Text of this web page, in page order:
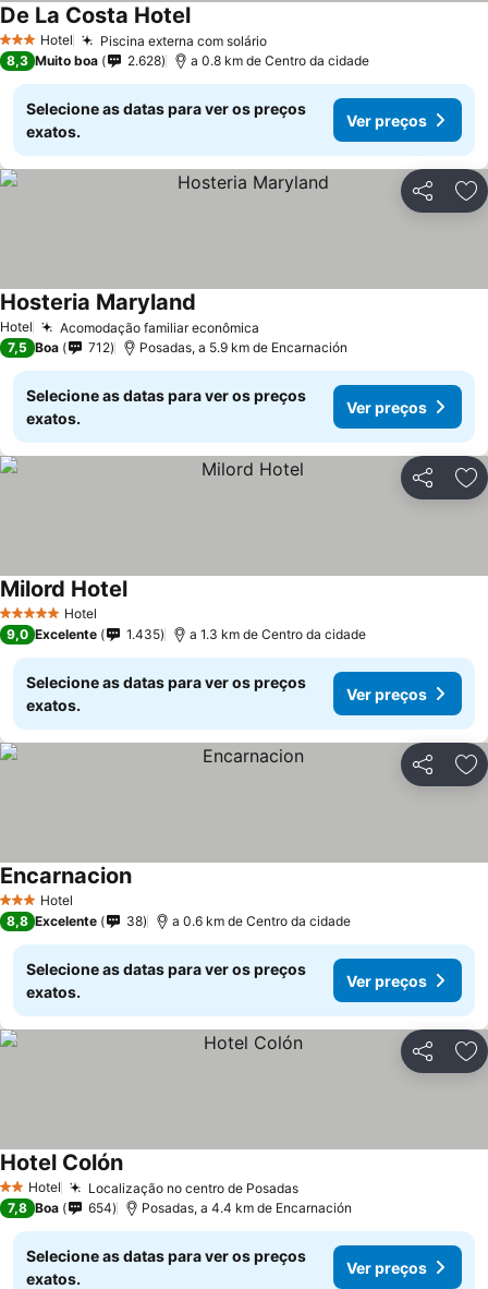
3 EstrelasHotel Piscina externa com solário
De La Costa Hotel
8,3 Muito boa 2.628 a 0.8 km de Centro da cidade
Selecione as datas para ver os preços
exatos.
Ver preços
Partilhar
Hotel Acomodação familiar econômica
Hosteria Maryland
7,5 Boa 712 Posadas, a 5.9 km de Encarnación
Selecione as datas para ver os preços
exatos.
Ver preços
Partilhar
5 Estrelas Hotel
Milord Hotel
9,0 Excelente 1.435 a 1.3 km de Centro da cidade
Selecione as datas para ver os preços
exatos.
Ver preços
Partilhar
3 EstrelasHotel
Encarnacion
8,8 Excelente 38 a 0.6 km de Centro da cidade
Selecione as datas para ver os preços
exatos.
Ver preços
Partilhar
2 Estrelas
Hotel Localização no centro de Posadas
Hotel Colón
7,8 Boa 654 Posadas, a 4.4 km de Encarnación
Selecione as datas para ver os preços
exatos.
Ver preços